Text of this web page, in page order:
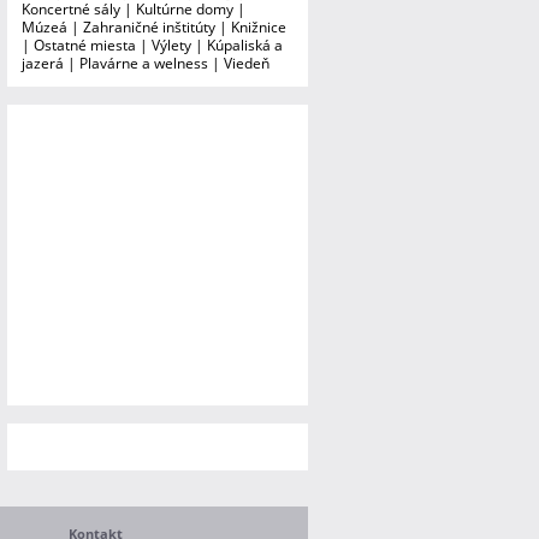
Koncertné sály | Kultúrne domy |
Múzeá | Zahraničné inštitúty | Knižnice
| Ostatné miesta | Výlety | Kúpaliská a
jazerá | Plavárne a welness | Viedeň
Kontakt